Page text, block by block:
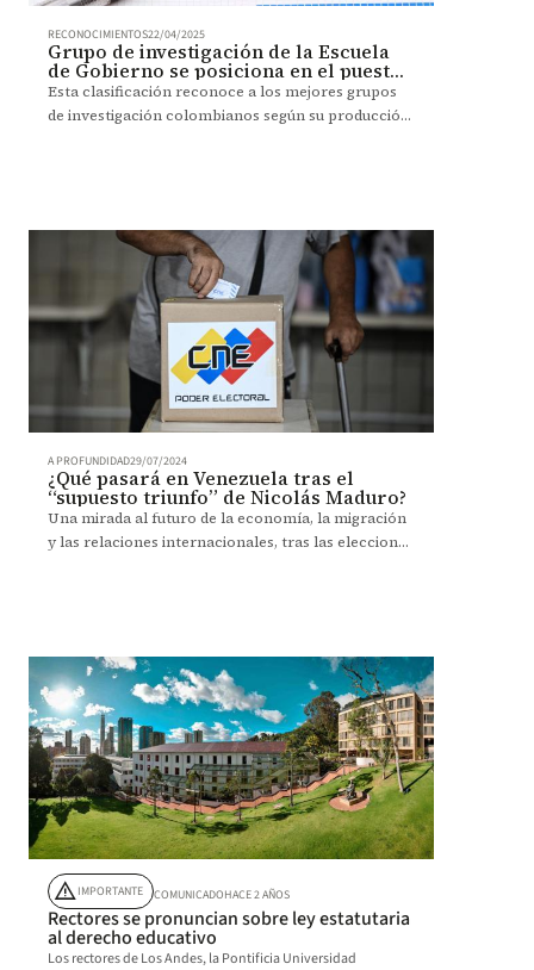
RECONOCIMIENTOS22/04/2025
Grupo de investigación de la Escuela
de Gobierno se posiciona en el puesto
27 según Sapiens Research
Esta clasificación reconoce a los mejores grupos
de investigación colombianos según su producción
A PROFUNDIDAD29/07/2024
¿Qué pasará en Venezuela tras el
“supuesto triunfo” de Nicolás Maduro?
Una mirada al futuro de la economía, la migración
y las relaciones internacionales, tras las elecciones
warningIMPORTANTE COMUNICADOHACE 2 AÑOS
Rectores se pronuncian sobre ley estatutaria
al derecho educativo
Los rectores de Los Andes, la Pontificia Universidad